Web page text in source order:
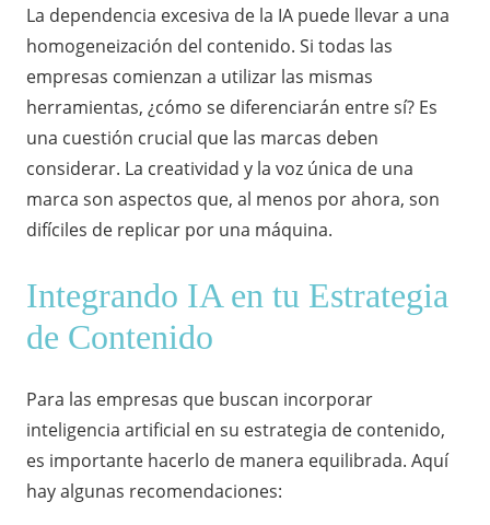
La dependencia excesiva de la IA puede llevar a una
homogeneización del contenido. Si todas las
empresas comienzan a utilizar las mismas
herramientas, ¿cómo se diferenciarán entre sí? Es
una cuestión crucial que las marcas deben
considerar. La creatividad y la voz única de una
marca son aspectos que, al menos por ahora, son
difíciles de replicar por una máquina.
Integrando IA en tu Estrategia
de Contenido
Para las empresas que buscan incorporar
inteligencia artificial en su estrategia de contenido,
es importante hacerlo de manera equilibrada. Aquí
hay algunas recomendaciones: